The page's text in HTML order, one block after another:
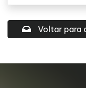
Voltar para